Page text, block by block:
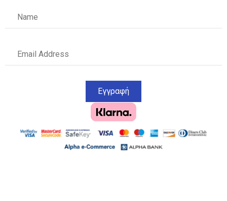
Εγγραφή